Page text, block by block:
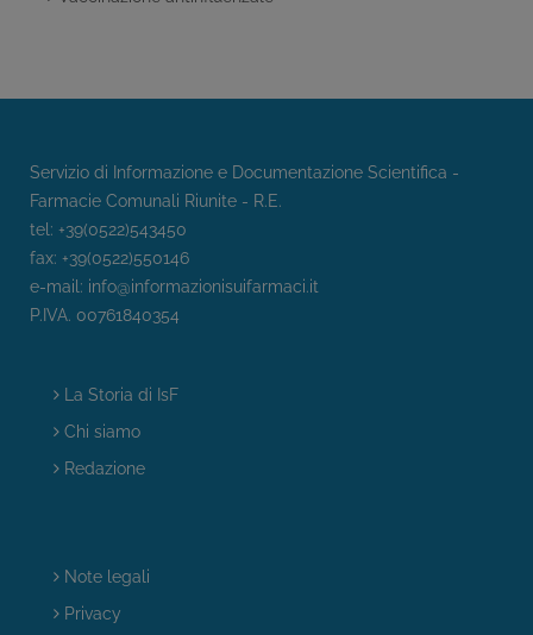
Servizio di Informazione e Documentazione Scientifica -
Farmacie Comunali Riunite - R.E.
tel: +39(0522)543450
fax: +39(0522)550146
e-mail: info@informazionisuifarmaci.it
P.IVA. 00761840354
La Storia di IsF
Chi siamo
Redazione
Note legali
Privacy